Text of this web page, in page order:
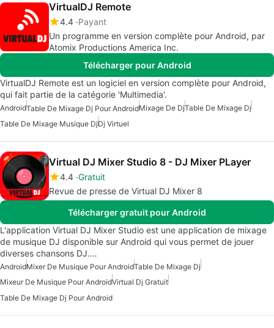
VirtualDJ Remote
4.4 Payant
Un programme en version complète pour Android, par
Atomix Productions America Inc.
Télécharger pour Android
VirtualDJ Remote est un logiciel en version complète pour Android,
qui fait partie de la catégorie 'Multimedia'.
AndroidTable De Mixage Dj Pour AndroidMixage De DjTable De Mixage Dj
Table De Mixage Musique DjDj Virtuel
Virtual DJ Mixer Studio 8 - DJ Mixer PLayer
4.4 Gratuit
Revue de presse de Virtual DJ Mixer 8
Télécharger gratuit pour Android
L'application Virtual DJ Mixer Studio est une application de mixage
de musique DJ disponible sur Android qui vous permet de jouer
diverses chansons DJ.…
AndroidMixer De Musique Pour AndroidTable De Mixage Dj
Mixeur De Musique Pour AndroidVirtual Dj Gratuit
Table De Mixage Dj Pour Android